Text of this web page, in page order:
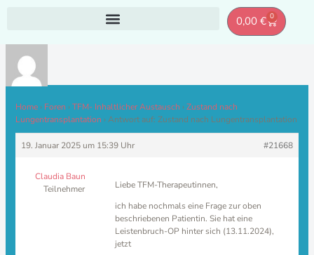
0,00 € 0
Home › Foren › TFM- Inhaltlicher Austausch › Zustand nach
Lungentransplantation › Antwort auf: Zustand nach Lungentransplantation
19. Januar 2025 um 15:39 Uhr #21668
Claudia Baun
Teilnehmer
Liebe TFM-Therapeutinnen,
ich habe nochmals eine Frage zur oben
beschriebenen Patientin. Sie hat eine
Leistenbruch-OP hinter sich (13.11.2024),
jetzt